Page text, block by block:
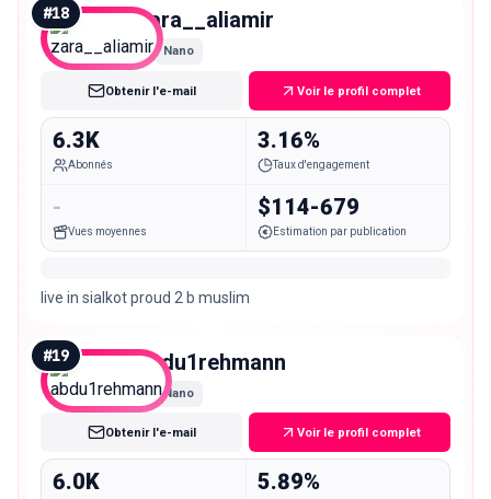
#18 zara__aliamir
Nano
Obtenir l'e-mail Voir le profil complet
6.3K
Abonnés
3.16%
Taux d'engagement
-
Vues moyennes
$114-679
Estimation par publication
live in sialkot proud 2 b muslim
#19 abdu1rehmann
Nano
Obtenir l'e-mail Voir le profil complet
6.0K 5.89%